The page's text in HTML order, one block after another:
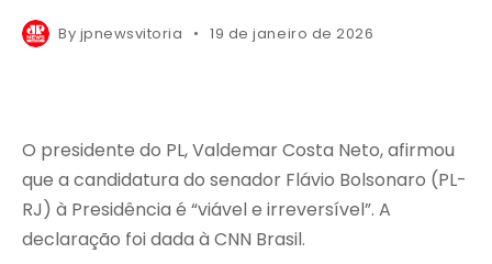
By jpnewsvitoria 19 de janeiro de 2026
O presidente do PL, Valdemar Costa Neto, afirmou
que a candidatura do senador Flávio Bolsonaro (PL-
RJ) à Presidência é “viável e irreversível”. A
declaração foi dada à CNN Brasil.